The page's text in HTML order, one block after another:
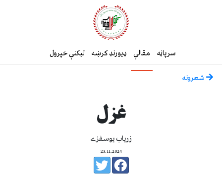
سرپاڼه مقالې ډیورنډ کرښه لیکنې خپرول
شعرونه
غزل
زرياب يوسفزے
23.11.2024